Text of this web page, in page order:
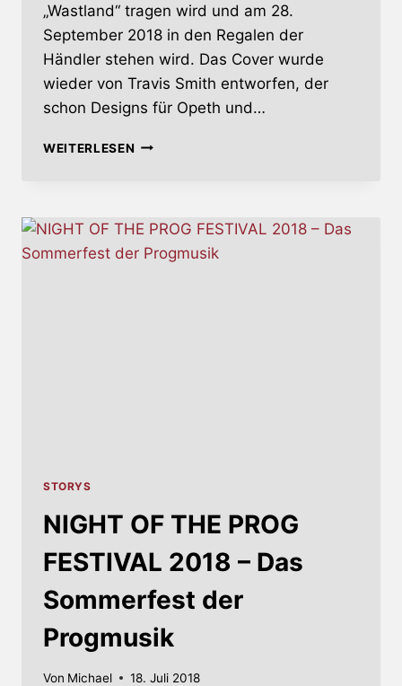
„Wastland“ tragen wird und am 28.
September 2018 in den Regalen der
Händler stehen wird. Das Cover wurde
wieder von Travis Smith entworfen, der
schon Designs für Opeth und…
WEITERLESENRIVERSIDE
STORYS
NIGHT OF THE PROG
FESTIVAL 2018 – Das
Sommerfest der
Progmusik
Von Michael 18. Juli 2018